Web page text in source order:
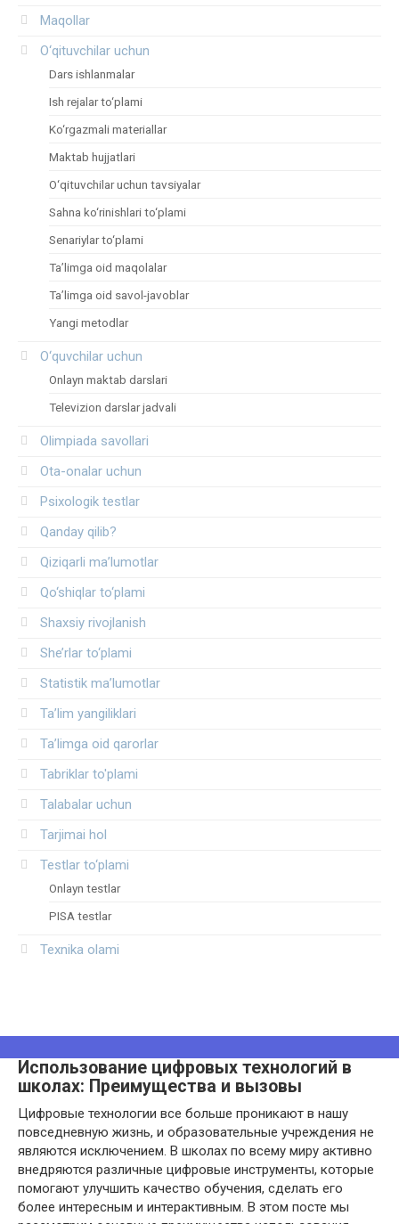
Maqollar
O‘qituvchilar uchun
Dars ishlanmalar
Ish rejalar to‘plami
Ko‘rgazmali materiallar
Maktab hujjatlari
O‘qituvchilar uchun tavsiyalar
Sahna ko‘rinishlari to‘plami
Senariylar to‘plami
Ta’limga oid maqolalar
Ta’limga oid savol-javoblar
Yangi metodlar
O‘quvchilar uchun
Onlayn maktab darslari
Televizion darslar jadvali
Olimpiada savollari
Ota-onalar uchun
Psixologik testlar
Qanday qilib?
Qiziqarli ma’lumotlar
Qo‘shiqlar to‘plami
Shaxsiy rivojlanish
She’rlar to‘plami
Statistik ma’lumotlar
Ta’lim yangiliklari
Ta’limga oid qarorlar
Tabriklar to'plami
Talabalar uchun
Tarjimai hol
Testlar to‘plami
Onlayn testlar
PISA testlar
Texnika olami
Использование цифровых технологий в
школах: Преимущества и вызовы
Цифровые технологии все больше проникают в нашу
повседневную жизнь, и образовательные учреждения не
являются исключением. В школах по всему миру активно
внедряются различные цифровые инструменты, которые
помогают улучшить качество обучения, сделать его
более интересным и интерактивным. В этом посте мы